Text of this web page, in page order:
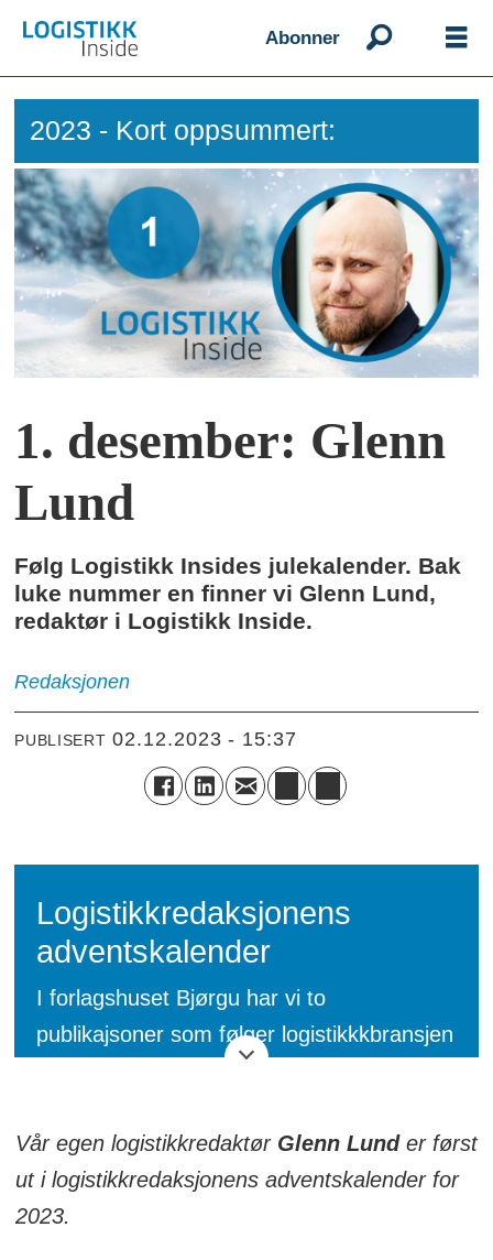
Abonner
2023 - Kort oppsummert:
1. desember: Glenn
Lund
Følg Logistikk Insides julekalender. Bak
luke nummer en finner vi Glenn Lund,
redaktør i Logistikk Inside.
Redaksjonen
PUBLISERT 02.12.2023 - 15:37
Logistikkredaksjonens
adventskalender
I forlagshuset Bjørgu har vi to
publikajsoner som følger logistikkkbransjen
redaksjonelle adventskalender. Her ber vi
et knippe bransjepersonligheter fra
logistikkens verden komme med sine
Vår egen logistikkredaktør Glenn Lunder først
ut i logistikkredaksjonens adventskalender for
2023.